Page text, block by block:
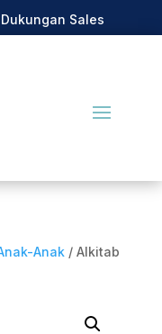
Sales
Anak/ Alkitab